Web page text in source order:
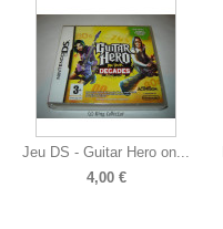
Jeu DS - Guitar Hero on...
4,00 €